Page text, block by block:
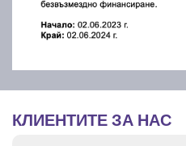
КЛИЕНТИТЕ ЗА НАС